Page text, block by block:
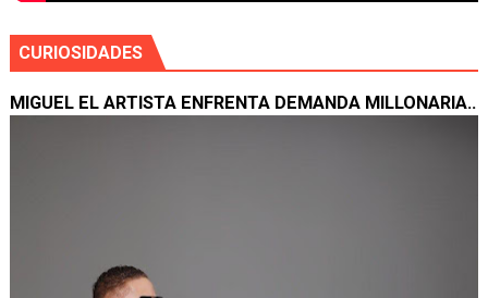
CURIOSIDADES
MIGUEL EL ARTISTA ENFRENTA DEMANDA MILLONARIA..